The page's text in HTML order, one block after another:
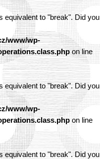
equivalent to "break". Did you
www/wp-
on line
equivalent to "break". Did you
www/wp-
on line
equivalent to "break". Did you